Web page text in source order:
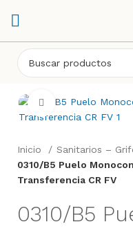
Click to enlarge
Inicio
Sanitarios –
0310/B5 Puelo
Transferencia CR FV
0310/B5